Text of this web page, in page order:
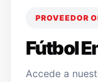
PROVEEDOR
Fútbol
Accede a